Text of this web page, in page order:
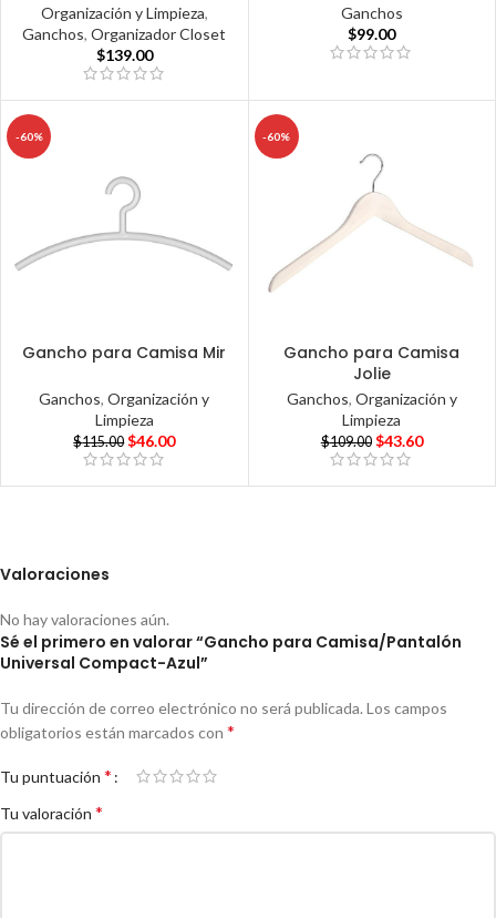
Organización y Limpieza,
Ganchos,Organizador Closet
$139.00
Ganchos
$99.00
-60%
Gancho para Camisa Mir
Ganchos,Organización y
Limpieza
$115.00 $46.00
-60%
Gancho para Camisa
Jolie
Ganchos, Organización y
Limpieza
$109.00 $43.60
Valoraciones
No hay valoraciones aún.
Sé el primero en valorar “Gancho para Camisa/Pantalón
Universal Compact-Azul”
Tu dirección de correo electrónico no será publicada. Los campos
obligatorios están marcados con *
Tu puntuación *
Tu valoración *